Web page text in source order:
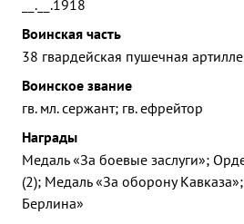
__.__.1918
Воинская часть
38 гвардейская пушечная
Воинское звание
гв. мл. сержант; гв. ефрейтор
Награды
Медаль «За боевые заслуги»;
(2); Медаль «За оборону
Берлина»